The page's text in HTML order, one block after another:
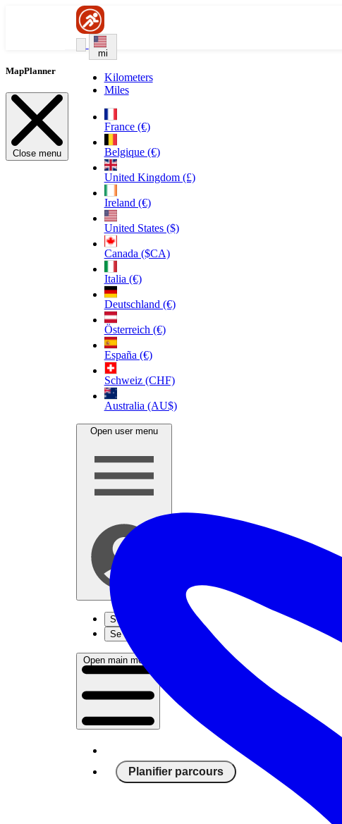
mi
Kilometers
Miles
France (€)
Belgique (€)
United Kingdom (£)
Ireland (€)
United States ($)
Canada ($CA)
Italia (€)
Deutschland (€)
Österreich (€)
España (€)
Schweiz (CHF)
Australia (AU$)
Open user menu
S'inscrire
Se connecter
Open main menu
Planifier parcours
MapPlanner
Close menu